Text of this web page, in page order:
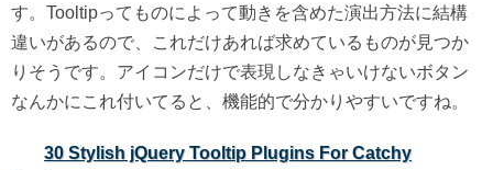
す。Tooltipってものによって動きを含めた演出方法に結構
違いがあるので、これだけあれば求めているものが見つか
りそうです。アイコンだけで表現しなきゃいけないボタン
なんかにこれ付いてると、機能的で分かりやすいですね。
30 Stylish jQuery Tooltip Plugins For Catchy